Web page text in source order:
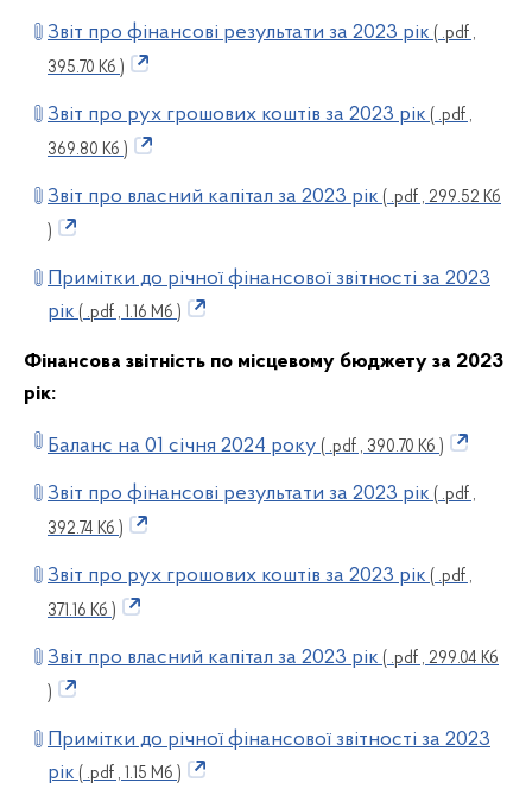
Звіт про фінансові результати за 2023 рік ( .pdf ,
395.70 Кб )
Звіт про рух грошових коштів за 2023 рік ( .pdf ,
369.80 Кб )
Звіт про власний капітал за 2023 рік ( .pdf , 299.52 Кб
)
Примітки до річної фінансової звітності за 2023
рік ( .pdf , 1.16 Мб )
Фінансова звітність по місцевому бюджету за 2023
рік:
Баланс на 01 січня 2024 року ( .pdf , 390.70 Кб )
Звіт про фінансові результати за 2023 рік ( .pdf ,
392.74 Кб )
Звіт про рух грошових коштів за 2023 рік ( .pdf ,
371.16 Кб )
Звіт про власний капітал за 2023 рік ( .pdf , 299.04 Кб
)
Примітки до річної фінансової звітності за 2023
рік ( .pdf , 1.15 Мб )